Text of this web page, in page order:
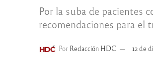
Por la suba de pacientes
recomendaciones para el
Por Redacción HDC 12 de